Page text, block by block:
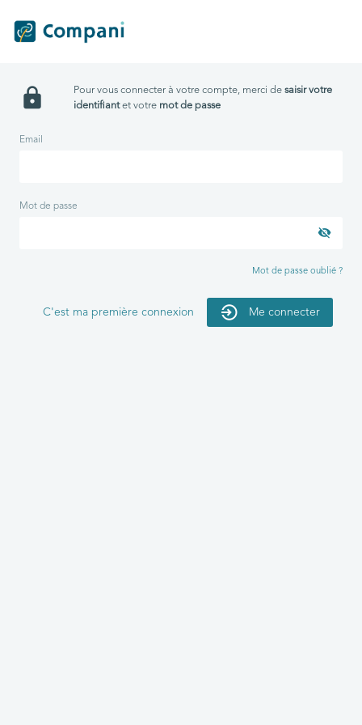
lock Pour vous connecter à votre compte, merci de saisir votre
identifiantet votre mot de passe
Email
Mot de passe
visibility_off
Mot de passe oublié ?
C'est ma première connexion Me connecter